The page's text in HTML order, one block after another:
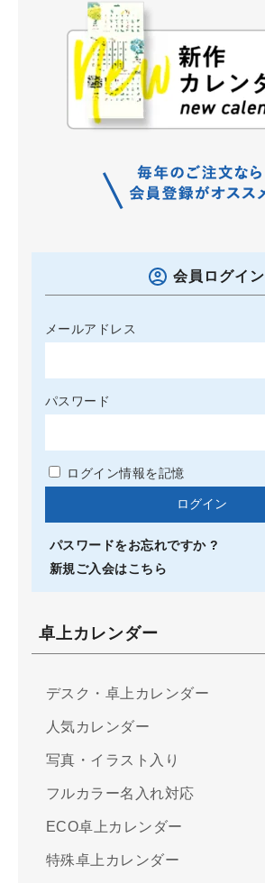
会員ログイン
メールアドレス
パスワード
ログイン情報を記憶
パスワードをお忘れですか ?
新規ご入会はこちら
卓上カレンダー
デスク・卓上カレンダー
人気カレンダー
写真・イラスト入り
フルカラー名入れ対応
ECO卓上カレンダー
特殊卓上カレンダー